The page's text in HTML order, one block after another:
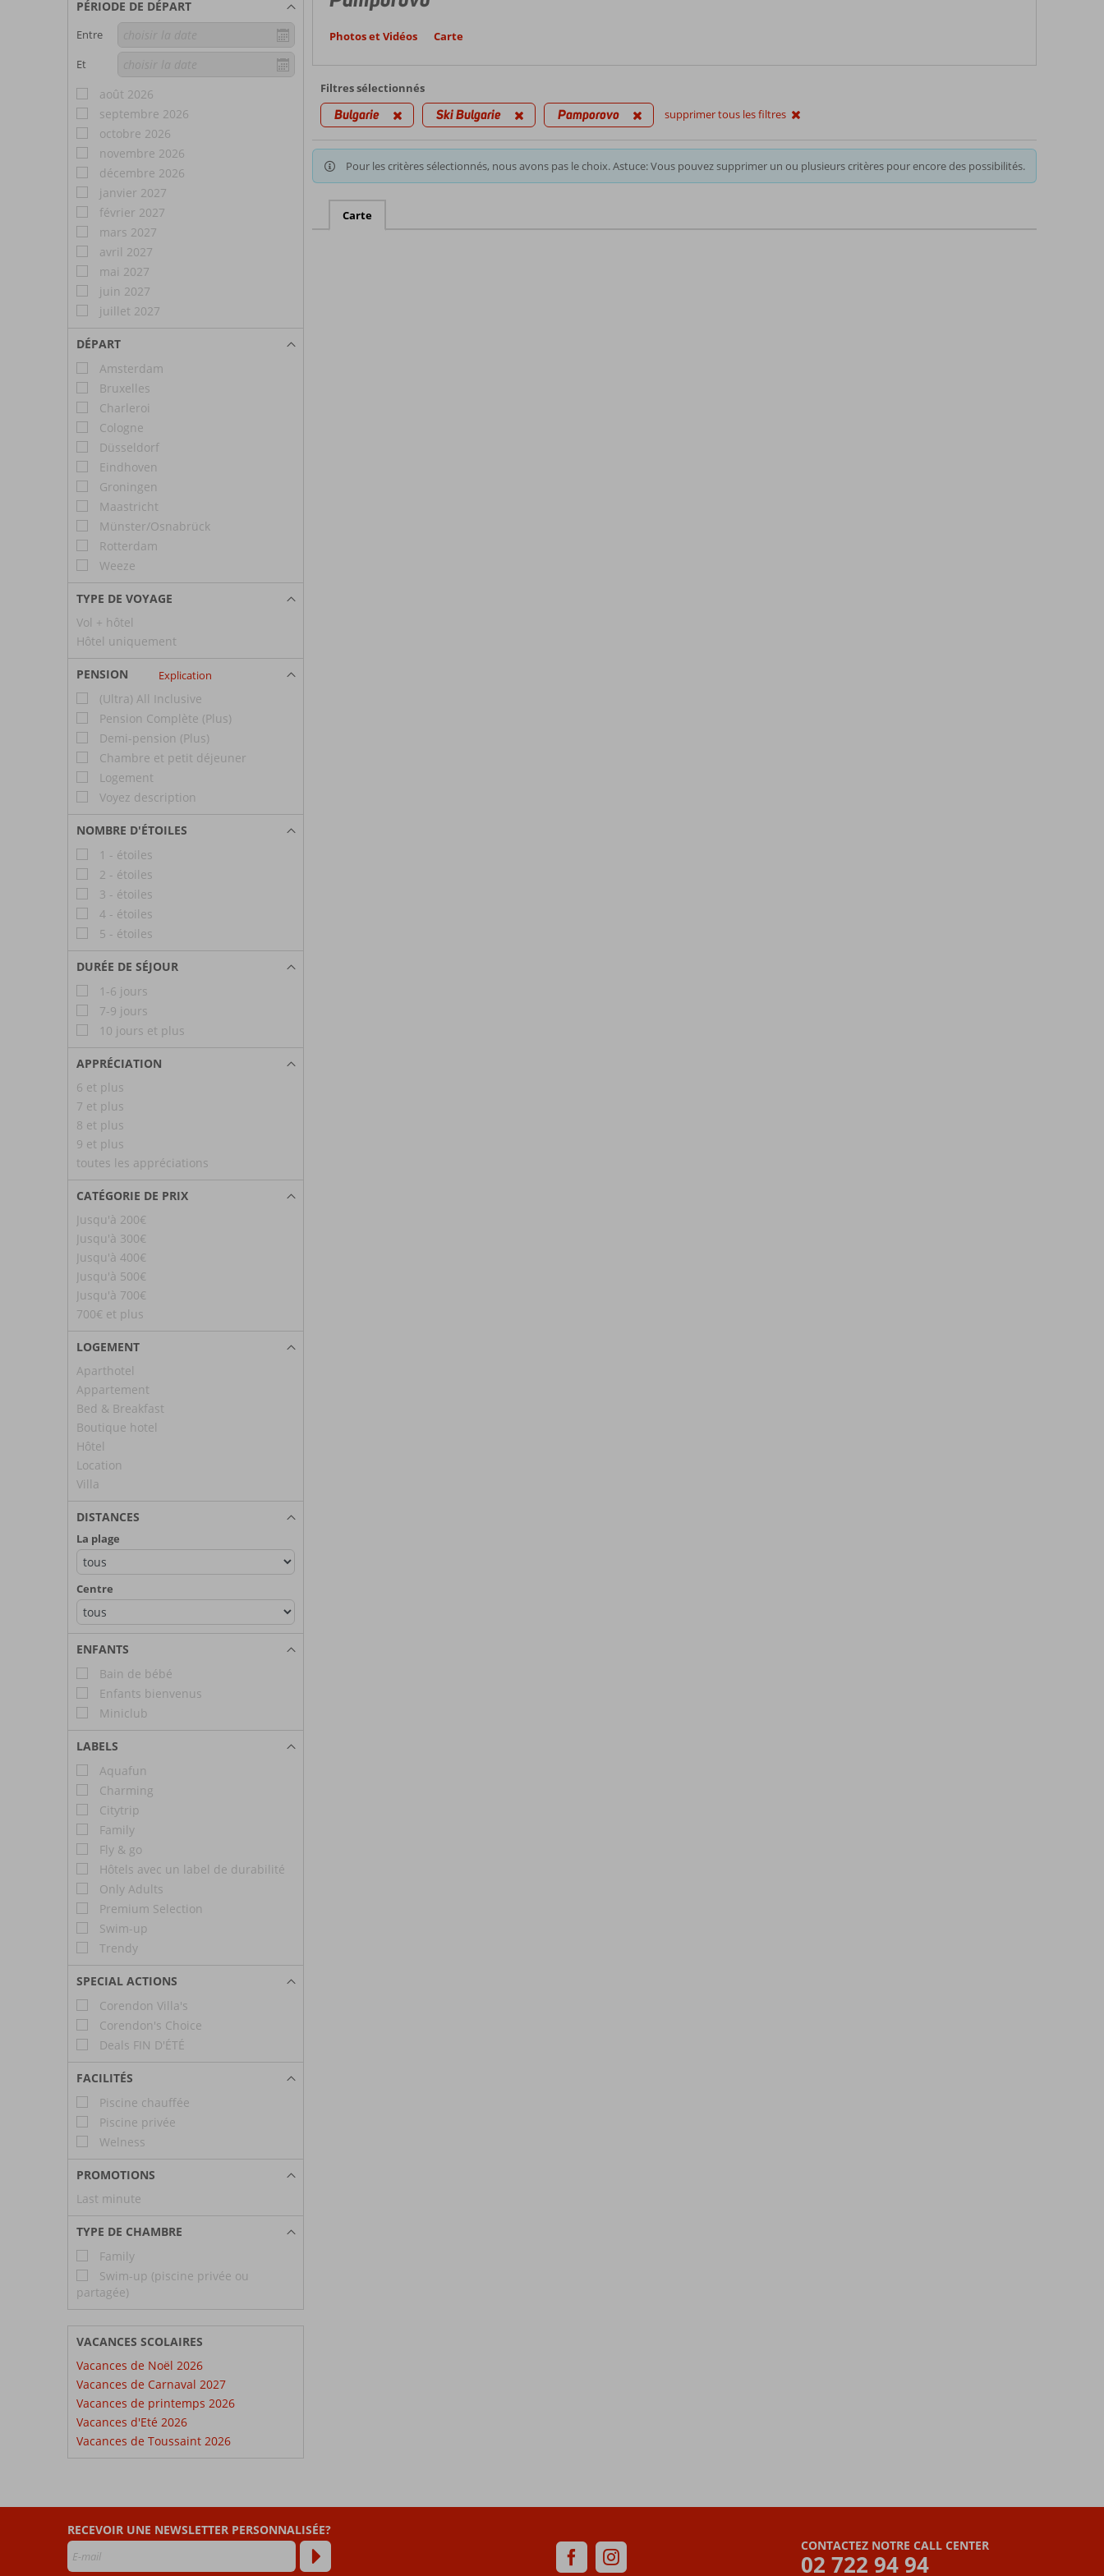
PÉRIODE DE DÉPART
Entre
Et
août 2026
septembre 2026
octobre 2026
novembre 2026
décembre 2026
janvier 2027
février 2027
mars 2027
avril 2027
mai 2027
juin 2027
juillet 2027
DÉPART
Amsterdam
Bruxelles
Charleroi
Cologne
Düsseldorf
Eindhoven
Groningen
Maastricht
Münster/Osnabrück
Rotterdam
Weeze
TYPE DE VOYAGE
Vol + hôtel
Hôtel uniquement
PENSION Explication
(Ultra) All Inclusive
Pension Complète (Plus)
Demi-pension (Plus)
Chambre et petit déjeuner
Logement
Voyez description
NOMBRE D'ÉTOILES
1 - étoiles
2 - étoiles
3 - étoiles
4 - étoiles
5 - étoiles
DURÉE DE SÉJOUR
1-6 jours
7-9 jours
10 jours et plus
APPRÉCIATION
6 et plus
7 et plus
8 et plus
9 et plus
toutes les appréciations
CATÉGORIE DE PRIX
Jusqu'à 200€
Jusqu'à 300€
Jusqu'à 400€
Jusqu'à 500€
Jusqu'à 700€
700€ et plus
LOGEMENT
Aparthotel
Appartement
Bed & Breakfast
Boutique hotel
Hôtel
Location
Villa
DISTANCES
La plage
Centre
ENFANTS
Bain de bébé
Enfants bienvenus
Miniclub
LABELS
Aquafun
Charming
Citytrip
Family
Fly & go
Hôtels avec un label de durabilité
Only Adults
Premium Selection
Swim-up
Trendy
SPECIAL ACTIONS
Corendon Villa's
Corendon's Choice
Deals FIN D'ÉTÉ
FACILITÉS
Piscine chauffée
Piscine privée
Welness
PROMOTIONS
Last minute
TYPE DE CHAMBRE
Family
Swim-up (piscine privée ou
partagée)
VACANCES SCOLAIRES
Vacances de Noël 2026
Vacances de Carnaval 2027
Vacances de printemps 2026
Vacances d'Eté 2026
Vacances de Toussaint 2026
Photos et Vidéos Carte
Filtres sélectionnés
Bulgarie Ski Bulgarie Pamporovo supprimer tous les filtres
Pour les critères sélectionnés, nous avons pas le choix. Astuce: Vous pouvez supprimer un ou plusieurs critères pour encore des possibilités.
Carte
CONTACTEZ NOTRE CALL CENTER
02 722 94 94
RECEVOIR UNE NEWSLETTER PERSONNALISÉE?